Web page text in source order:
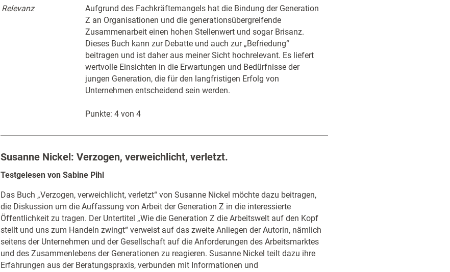
Relevanz
Aufgrund des Fachkräftemangels hat die Bindung der Generation
Z an Organisationen und die generationsübergreifende
Zusammenarbeit einen hohen Stellenwert und sogar Brisanz.
Dieses Buch kann zur Debatte und auch zur „Befriedung“
beitragen und ist daher aus meiner Sicht hochrelevant. Es liefert
wertvolle Einsichten in die Erwartungen und Bedürfnisse der
jungen Generation, die für den langfristigen Erfolg von
Unternehmen entscheidend sein werden.
Punkte: 4 von 4
Susanne Nickel: Verzogen, verweichlicht, verletzt.
Testgelesen von Sabine Pihl
Das Buch „Verzogen, verweichlicht, verletzt“ von Susanne Nickel möchte dazu beitragen,
die Diskussion um die Auffassung von Arbeit der Generation Z in die interessierte
Öffentlichkeit zu tragen. Der Untertitel „Wie die Generation Z die Arbeitswelt auf den Kopf
stellt und uns zum Handeln zwingt“ verweist auf das zweite Anliegen der Autorin, nämlich
seitens der Unternehmen und der Gesellschaft auf die Anforderungen des Arbeitsmarktes
und des Zusammenlebens der Generationen zu reagieren. Susanne Nickel teilt dazu ihre
Erfahrungen aus der Beratungspraxis, verbunden mit Informationen und